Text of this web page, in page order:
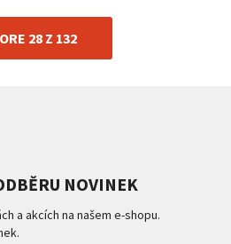
28 Z 132
NOVINEK
a akcích na našem e-shopu.